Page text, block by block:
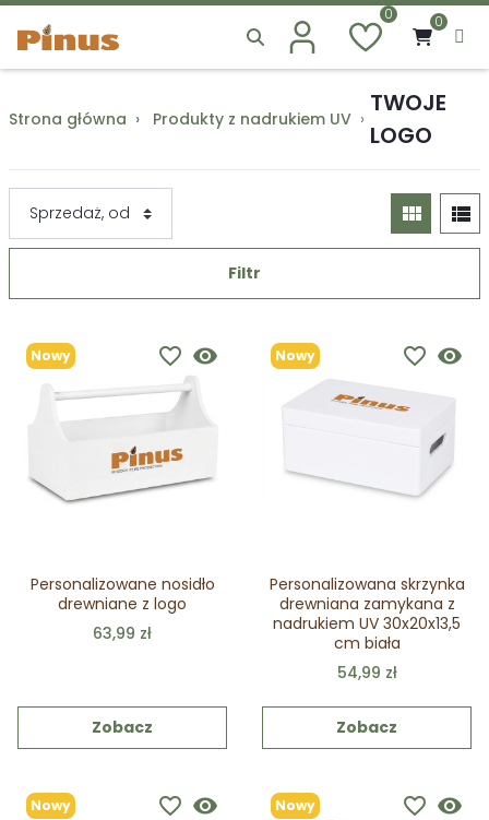
0 0
Strona główna Produkty z nadrukiem UV
TWOJE
LOGO
view_module view_list
Filtr
Nowy visibility
favorite_border
Personalizowane nosidło
drewniane z logo
63,99 zł
Zobacz
Nowy visibility
favorite_border
Personalizowana skrzynka
drewniana zamykana z
nadrukiem UV 30x20x13,5
cm biała
54,99 zł
Zobacz
Nowy visibility
favorite_border Nowy visibility
favorite_border